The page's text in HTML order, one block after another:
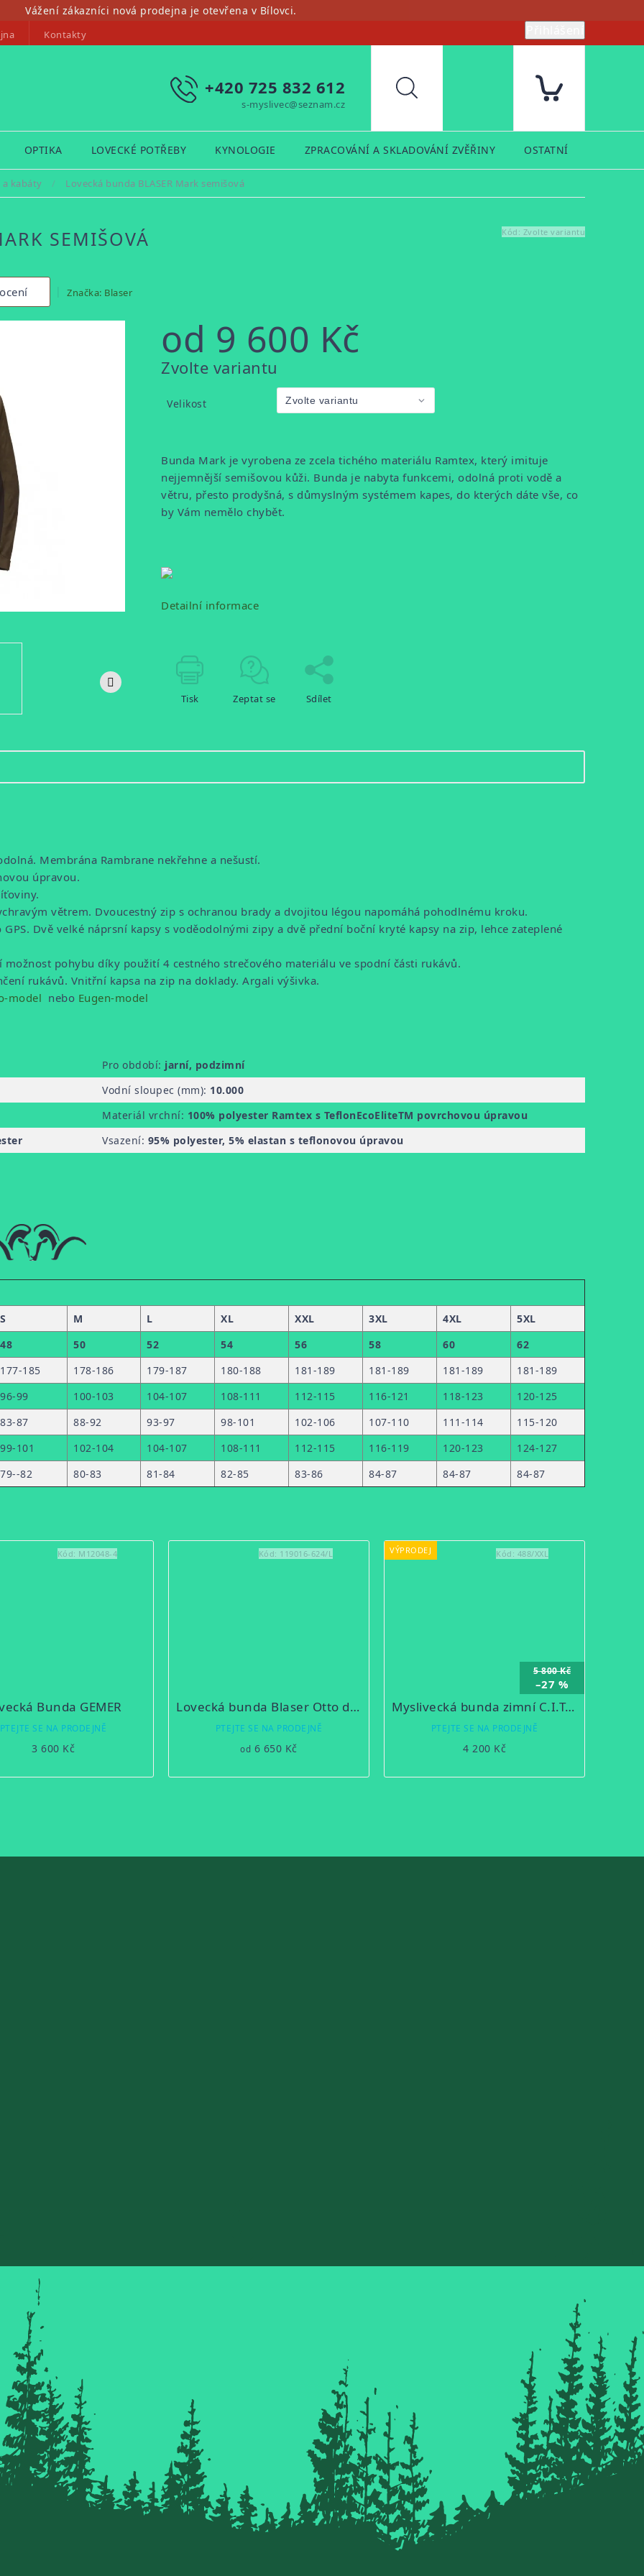
Vážení zákazníci nová prodejna je otevřena v Bílovci.
Kontakty
+420 725 832 612
s-myslivec@seznam.cz
Hledat
OPTIKA LOVECKÉ POTŘEBY KYNOLOGIE ZPRACOVÁNÍ A SKLADOVÁNÍ ZVĚŘINY OSTATNÍ
a kabáty / Lovecká bunda BLASER Mark semišová
SEMIŠOVÁ Kód: Zvolte variantu
Značka: Blaser
od 9 600 Kč
Měrná
Zvolte variantu
Velikost
Bunda Mark je vyrobena ze zcela tichého materiálu Ramtex, který imituje
nejjemnější semišovou kůži. Bunda je nabyta funkcemi, odolná proti vodě a
větru, přesto prodyšná, s důmyslným systémem kapes, do kterých dáte vše, co
by Vám nemělo chybět.
Detailní informace
Tisk Zeptat se Sdílet
Membrána Rambrane nekřehne a nešustí.
úpravou.
větrem. Dvoucestný zip s ochranou brady a dvojitou légou napomáhá pohodlnému kroku.
Dvě velké náprsní kapsy s voděodolnými zipy a dvě přední boční kryté kapsy na zip, lehce zateplené
pohybu díky použití 4 cestného strečového materiálu ve spodní části rukávů.
rukávů. Vnitřní kapsa na zip na doklady. Argali výšivka.
model nebo Eugen-model
Pro období: jarní, podzimní
Vodní sloupec (mm): 10.000
Materiál vrchní: 100% polyester Ramtex s TeflonEcoEliteTM povrchovou úpravou
Vsazení: 95% polyester, 5% elastan s teflonovou úpravou
S M L XL XXL 3XL 4XL
5XL
48 50 52 54 56 58 60
62
177-185 178-186 179-187 180-188 181-189 181-189 181-189
181-189
96-99 100-103 104-107 108-111 112-115 116-121 118-123
120-125
83-87 88-92 93-97 98-101 102-106 107-110 111-114
115-120
99-101 102-104 104-107 108-111 112-115 116-119 120-123
124-127
79--82 80-83 81-84 82-85 83-86 84-87 84-87 84-87
Bunda GEMER
PTEJTE SE NA PRODEJNĚ
3 600 Kč
Kód: M12048-4
Lovecká bunda Blaser Otto do deště
PTEJTE SE NA PRODEJNĚ
od 6 650 Kč
Kód: 119016-624/L VÝPRODEJ
5 800 Kč
–27 %
Myslivecká bunda zimní C.I.T. oboustranná s membránou
PTEJTE SE NA PRODEJNĚ
4 200 Kč
Kód: 488/XXL